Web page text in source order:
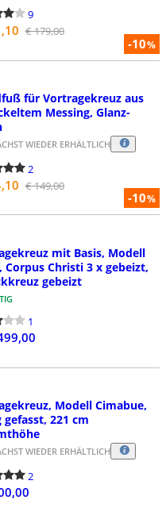
-10%
9
€ 179,00
-10%
für Vortragekreuz aus
Messing, Glanz-
WIEDER ERHÄLTLICH
2
€ 149,00
mit Basis, Modell
Corpus Christi 3 x gebeizt,
gebeizt
1
Modell Cimabue,
gefasst, 221 cm
WIEDER ERHÄLTLICH
2